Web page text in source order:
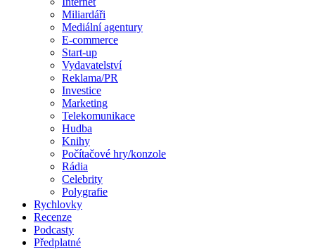
Miliardáři
Mediální agentury
E-commerce
Start-up
Vydavatelství
Reklama/PR
Investice
Marketing
Telekomunikace
Hudba
Knihy
Počítačové hry/konzole
Rádia
Celebrity
Polygrafie
Rychlovky
Recenze
Podcasty
Předplatné